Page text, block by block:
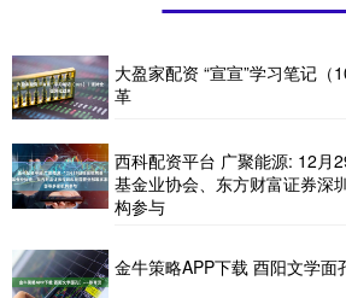
大盈家配资 “宣宣”学习笔记（
革
西科配资平台 广聚能源: 12月
基金业协会、东方财富证券深
构参与
金牛策略APP下载 酉阳文学